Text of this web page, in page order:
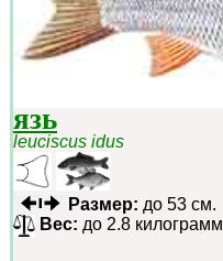
язь
leuciscus idus
Размер: до 53 см.
Вес: до 2.8 килограмм